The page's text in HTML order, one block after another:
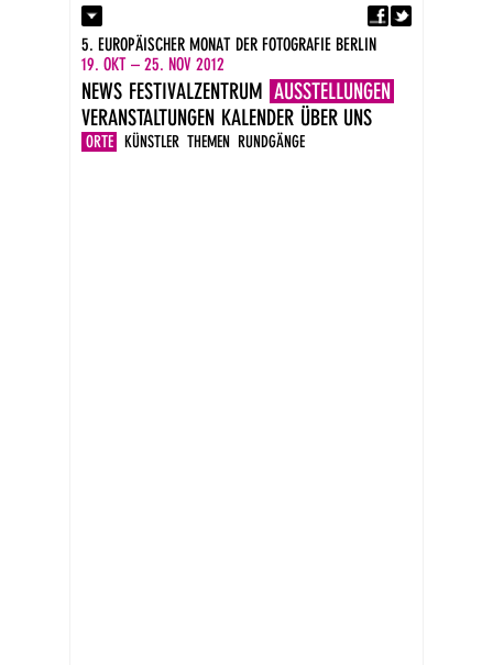
Kontakt
Presse
Impressum
DE
EN
5. EUROPÄISCHER MONAT DER FOTOGRAFIE BERLIN
19. OKT – 25. NOV 2012
NEWS FESTIVALZENTRUM AUSSTELLUNGEN
ORTE KÜNSTLER THEMEN RUNDGÄNGE
VERANSTALTUNGEN KALENDER ÜBER UNS